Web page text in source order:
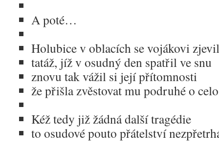
A poté…
Holubice v oblacích se vojákovi
tatáž, jíž v osudný den spatřil ve snu
znovu tak vážil si její přítomnosti
že přišla zvěstovat mu podruhé o
Kéž tedy již žádná další tragédie
to osudové pouto přátelství